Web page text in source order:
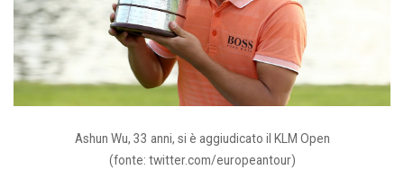
Ashun Wu, 33 anni, si è aggiudicato il KLM Open
(fonte: twitter.com/europeantour)